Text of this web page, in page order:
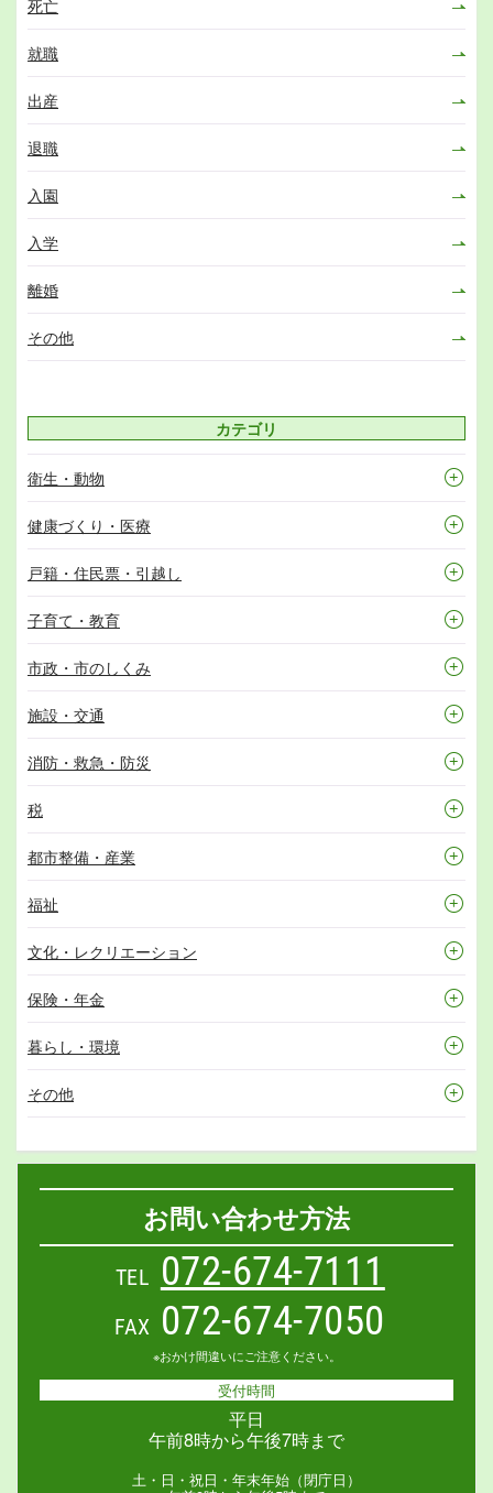
死亡
就職
出産
退職
入園
入学
離婚
その他
カテゴリ
衛生・動物
健康づくり・医療
戸籍・住民票・引越し
子育て・教育
市政・市のしくみ
施設・交通
消防・救急・防災
税
都市整備・産業
福祉
文化・レクリエーション
保険・年金
暮らし・環境
その他
お問い合わせ方法
TEL 072-674-7111
FAX 072-674-7050
※おかけ間違いにご注意ください。
受付時間
平日
午前8時から午後7時まで
土・日・祝日・年末年始（閉庁日）